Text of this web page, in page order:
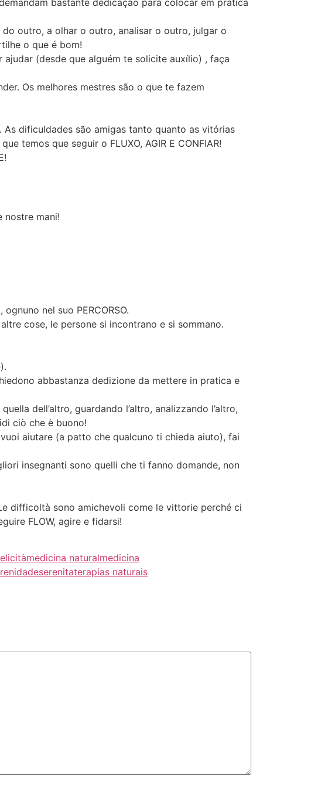
bastante dedicação para colocar em prática
do outro, a olhar o outro, analisar o outro, julgar o
o que é bom!
(desde que alguém te solicite auxílio) , faça
Os melhores mestres são o que te fazem
As dificuldades são amigas tanto quanto as vitórias
temos que seguir o FLUXO, AGIR E CONFIAR!
nostre mani!
nel suo PERCORSO.
cose, le persone si incontrano e si sommano.
abbastanza dedizione da mettere in pratica e
dell’altro, guardando l’altro, analizzando l’altro,
ciò che è buono!
aiutare (a patto che qualcuno ti chieda aiuto), fai
insegnanti sono quelli che ti fanno domande, non
difficoltà sono amichevoli come le vittorie perché ci
FLOW, agire e fidarsi!
medicina naturalmedicina
serenitaterapias naturais